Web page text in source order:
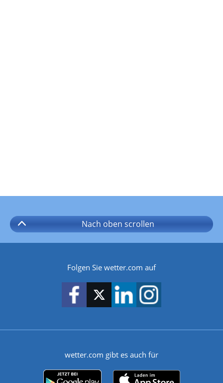
Nach oben scrollen
Folgen Sie wetter.com auf
wetter.com gibt es auch für